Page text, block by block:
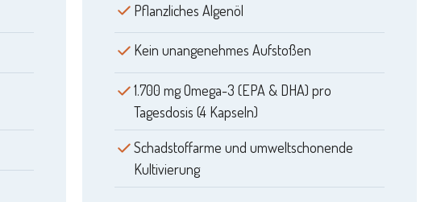
Pflanzliches Algenöl
Kein unangenehmes Aufstoßen
1.700 mg Omega-3 (EPA & DHA) pro
Tagesdosis (4 Kapseln)
Schadstoffarme und umweltschonende
Kultivierung